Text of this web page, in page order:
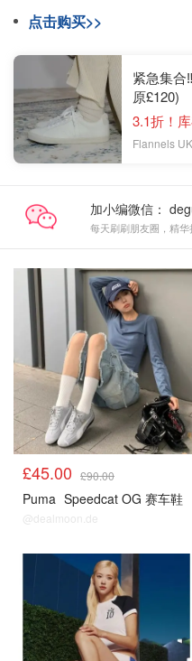
点击购买>>
紧急集合
原£120)
3.1折！
Flannels UK
加小编微信：
每天刷刷朋友圈，精
£45.00 £90.00
Puma Speedcat OG 赛车鞋
@dealmoon.de